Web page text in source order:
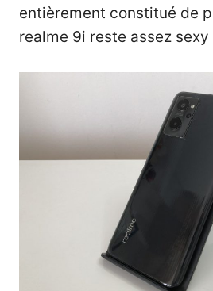
entièrement constitué de
realme 9i reste assez sexy